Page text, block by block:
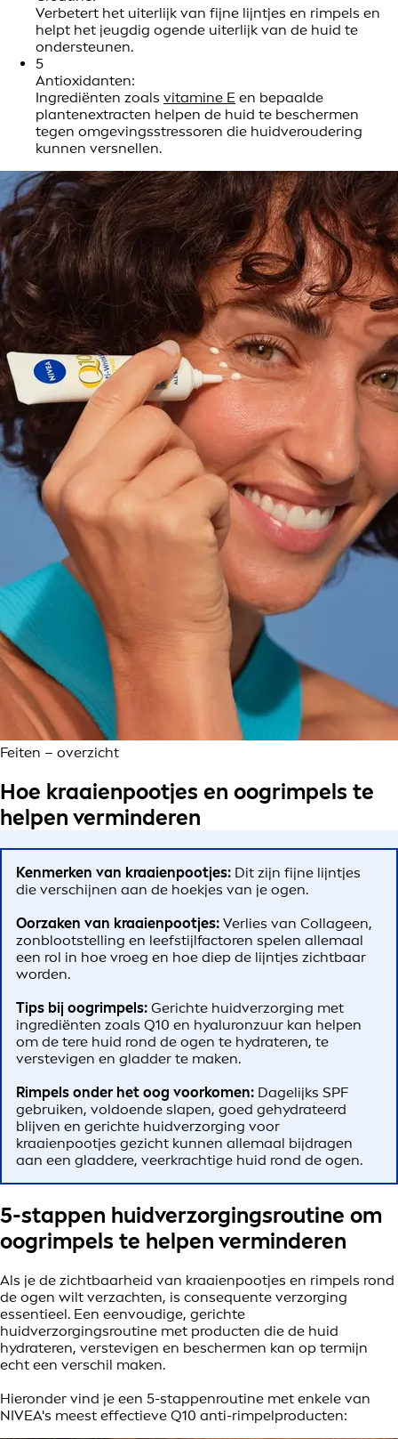
Verbetert het uiterlijk van fijne lijntjes en rimpels en
helpt het jeugdig ogende uiterlijk van de huid te
ondersteunen.
5
Antioxidanten:
Ingrediënten zoals vitamine E en bepaalde
plantenextracten helpen de huid te beschermen
tegen omgevingsstressoren die huidveroudering
kunnen versnellen.
Feiten – overzicht
Hoe kraaienpootjes en oogrimpels te
helpen verminderen
Kenmerken van kraaienpootjes: Dit zijn fijne lijntjes
die verschijnen aan de hoekjes van je ogen.
Oorzaken van kraaienpootjes: Verlies van Collageen,
zonblootstelling en leefstijlfactoren spelen allemaal
een rol in hoe vroeg en hoe diep de lijntjes zichtbaar
worden.
Tips bij oogrimpels: Gerichte huidverzorging met
ingrediënten zoals Q10 en hyaluronzuur kan helpen
om de tere huid rond de ogen te hydrateren, te
verstevigen en gladder te maken.
Rimpels onder het oog voorkomen: Dagelijks SPF
gebruiken, voldoende slapen, goed gehydrateerd
blijven en gerichte huidverzorging voor
kraaienpootjes gezicht kunnen allemaal bijdragen
aan een gladdere, veerkrachtige huid rond de ogen.
5-stappen huidverzorgingsroutine om
oogrimpels te helpen verminderen
Als je de zichtbaarheid van kraaienpootjes en rimpels rond
de ogen wilt verzachten, is consequente verzorging
essentieel. Een eenvoudige, gerichte
huidverzorgingsroutine met producten die de huid
hydrateren, verstevigen en beschermen kan op termijn
echt een verschil maken.
Hieronder vind je een 5-stappenroutine met enkele van
NIVEA's meest effectieve Q10 anti-rimpelproducten: